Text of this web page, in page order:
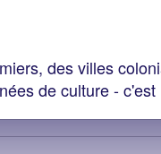
des villes
de culture - c'est